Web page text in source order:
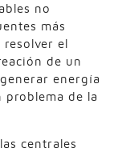
no
más
el
de un
energía
problema de la
centrales